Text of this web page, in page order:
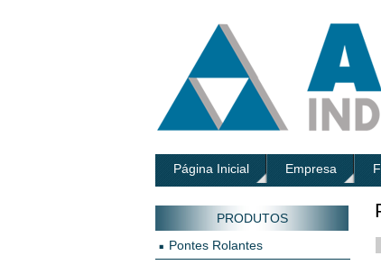
Página Inicial Empresa
PRODUTOS
Pontes Rolantes